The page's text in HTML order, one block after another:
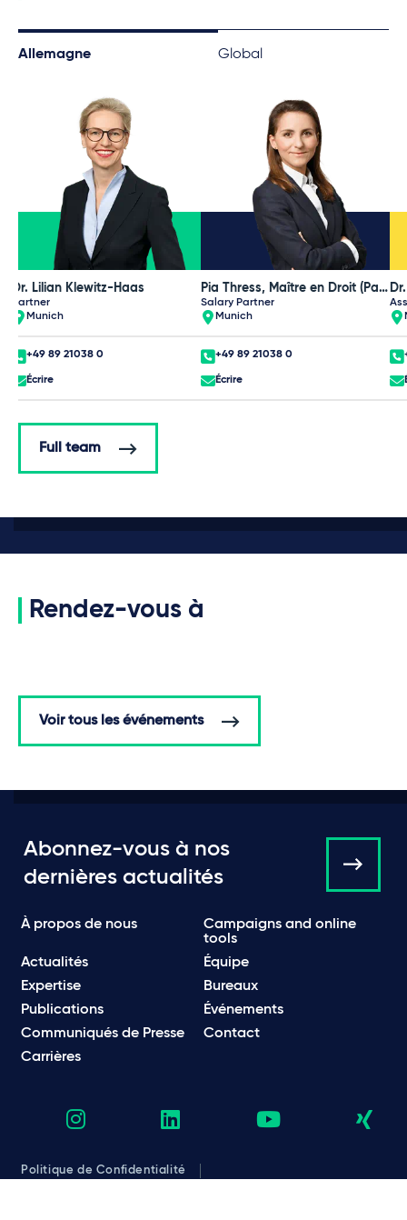
Allemagne Global
Dr. Lilian Klewitz-Haas
Partner
Munich
+49 89 21038 0
Écrire
Pia Thress, Maître en Droit (Paris II)
Salary Partner
Munich
+49 89 21038 0
Écrire
Full team
Rendez-vous à
Voir tous les événements
Abonnez-vous à nos
dernières actualités
À propos de nous
Campaigns and online
tools
Actualités
Équipe
Expertise
Bureaux
Publications
Événements
Communiqués de Presse
Contact
Carrières
Politique de Confidentialité